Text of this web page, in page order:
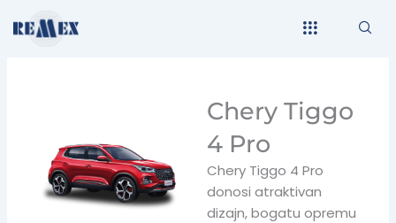
Chery Tiggo
4 Pro
Chery Tiggo 4 Pro
donosi atraktivan
dizajn, bogatu opremu